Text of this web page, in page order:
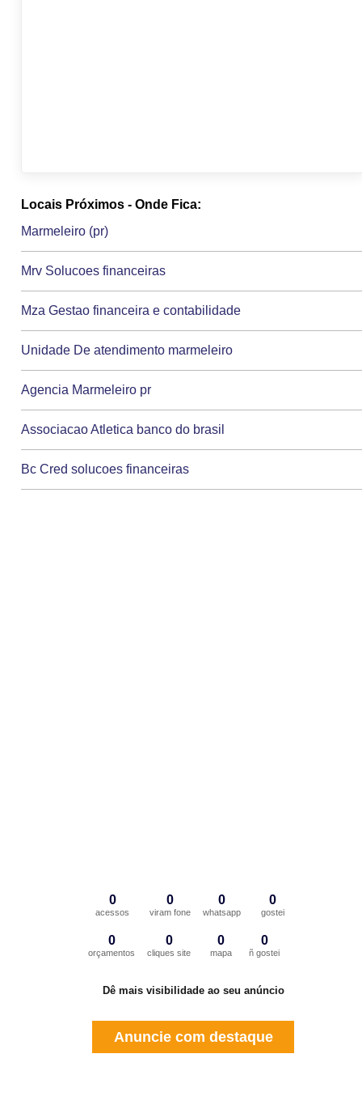
Locais Próximos - Onde Fica:
Marmeleiro (pr)
Mrv Solucoes financeiras
Mza Gestao financeira e contabilidade
Unidade De atendimento marmeleiro
Agencia Marmeleiro pr
Associacao Atletica banco do brasil
Bc Cred solucoes financeiras
0
acessos
0
viram fone
0
whatsapp
0
gostei
0
orçamentos
0
cliques site
0
mapa
0
ñ gostei
Dê mais visibilidade ao seu anúncio
Anuncie com destaque